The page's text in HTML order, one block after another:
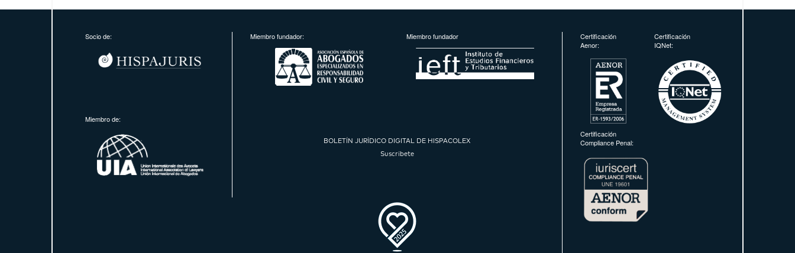
Socio de:
Miembro de:
Miembro fundador: Miembro fundador
BOLETÍN JURÍDICO DIGITAL DE HISPACOLEX
Suscríbete
Certificación
Aenor:
Certificación
IQNet:
Certificación
Compliance Penal: